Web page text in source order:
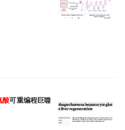
酸可重编程巨噬细胞，快速促进肝脏再